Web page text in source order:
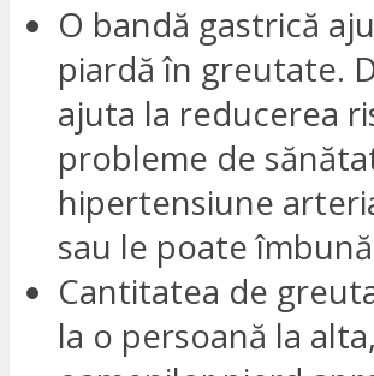
O bandă gastrică
piardă în greutate.
ajuta la reducerea
probleme de
hipertensiune
sau le poate
Cantitatea de
la o persoană la